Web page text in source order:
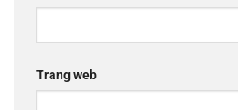
Trang web